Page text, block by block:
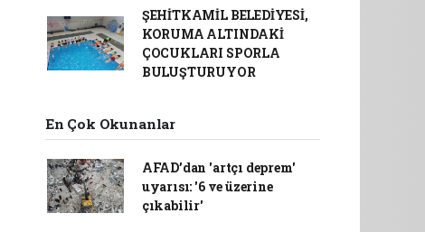
ŞEHİTKAMİL BELEDİYESİ,
KORUMA ALTINDAKİ
ÇOCUKLARI SPORLA
BULUŞTURUYOR
En Çok Okunanlar
AFAD’dan 'artçı deprem'
uyarısı: '6 ve üzerine
çıkabilir'